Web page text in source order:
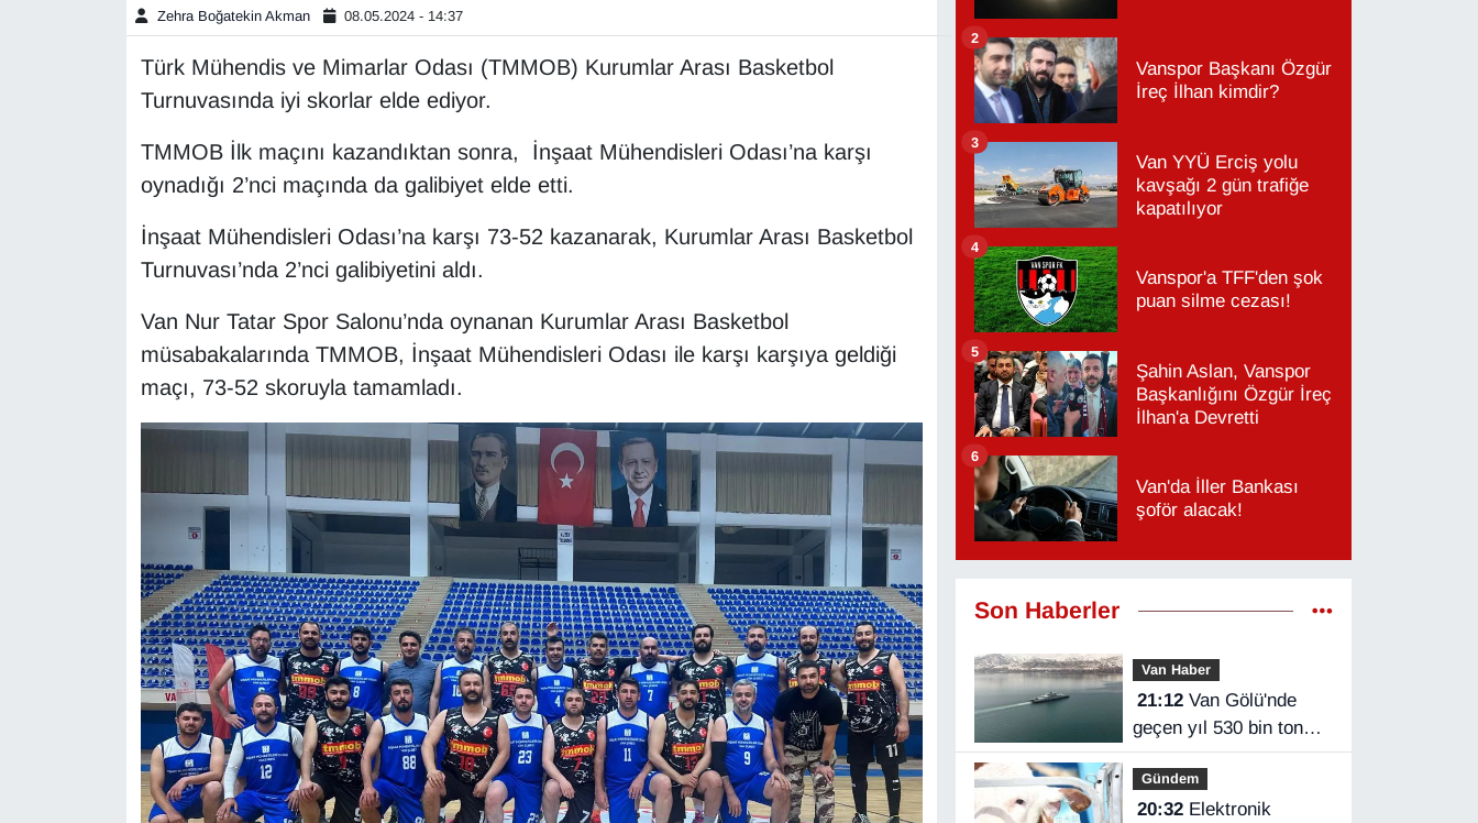
Zehra Boğatekin Akman 08.05.2024 - 14:37
Türk Mühendis ve Mimarlar Odası (TMMOB) Kurumlar Arası Basketbol
Turnuvasında iyi skorlar elde ediyor.
TMMOB İlk maçını kazandıktan sonra, İnşaat Mühendisleri Odası’na karşı
oynadığı 2’nci maçında da galibiyet elde etti.
İnşaat Mühendisleri Odası’na karşı 73-52 kazanarak, Kurumlar Arası Basketbol
Turnuvası’nda 2’nci galibiyetini aldı.
Van Nur Tatar Spor Salonu’nda oynanan Kurumlar Arası Basketbol
müsabakalarında TMMOB, İnşaat Mühendisleri Odası ile karşı karşıya geldiği
maçı, 73-52 skoruyla tamamladı.
Vanspor Başkanı Özgür
İreç İlhan kimdir?
2
Van YYÜ Erciş yolu
kavşağı 2 gün trafiğe
kapatılıyor
3
Vanspor'a TFF'den şok
puan silme cezası!
4
Şahin Aslan, Vanspor
Başkanlığını Özgür İreç
İlhan'a Devretti
5
Van'da İller Bankası
şoför alacak!
6
Son Haberler
Van Haber
21:12Van Gölü'nde
geçen yıl 530 bin ton
yük taşındı
Gündem
20:32Elektronik
HABERDE İNSAN
Kim Kimdir?
MAGAZİN
ONE EKONOMİ
Resmi İlanlar